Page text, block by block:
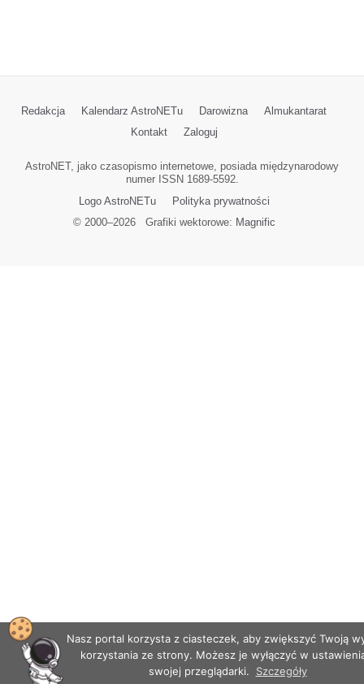
Redakcja Kalendarz AstroNETu Darowizna
Almukantarat
Kontakt
Zaloguj
AstroNET, jako czasopismo internetowe, posiada międzynarodowy
numer ISSN 1689-5592.
Logo AstroNETu
Polityka prywatności
© 2000–2026Grafiki wektorowe: Magnific
Nasz portal korzysta z ciasteczek, aby zwiększyć Twoją
korzystania ze strony. Możesz je wyłączyć w
swojej przeglądarki.
Szczegóły